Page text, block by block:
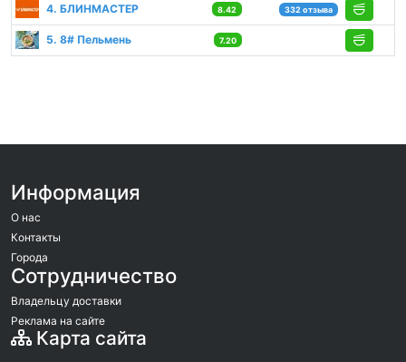
4. БЛИНМАСТЕР 8.42 332 отзыва
5. 8# Пельмень 7.20
Информация
О нас
Контакты
Города
Сотрудничество
Владельцу доставки
Реклама на сайте
Карта сайта